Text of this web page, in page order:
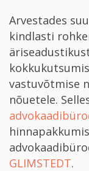
Arvestades
kindlasti
vastuvõtmise
nõuetele.
GLIMSTEDT.